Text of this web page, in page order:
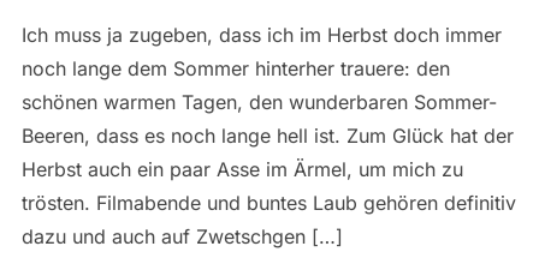
Ich muss ja zugeben, dass ich im Herbst doch immer
noch lange dem Sommer hinterher trauere: den
schönen warmen Tagen, den wunderbaren Sommer-
Beeren, dass es noch lange hell ist. Zum Glück hat der
Herbst auch ein paar Asse im Ärmel, um mich zu
trösten. Filmabende und buntes Laub gehören definitiv
dazu und auch auf Zwetschgen […]